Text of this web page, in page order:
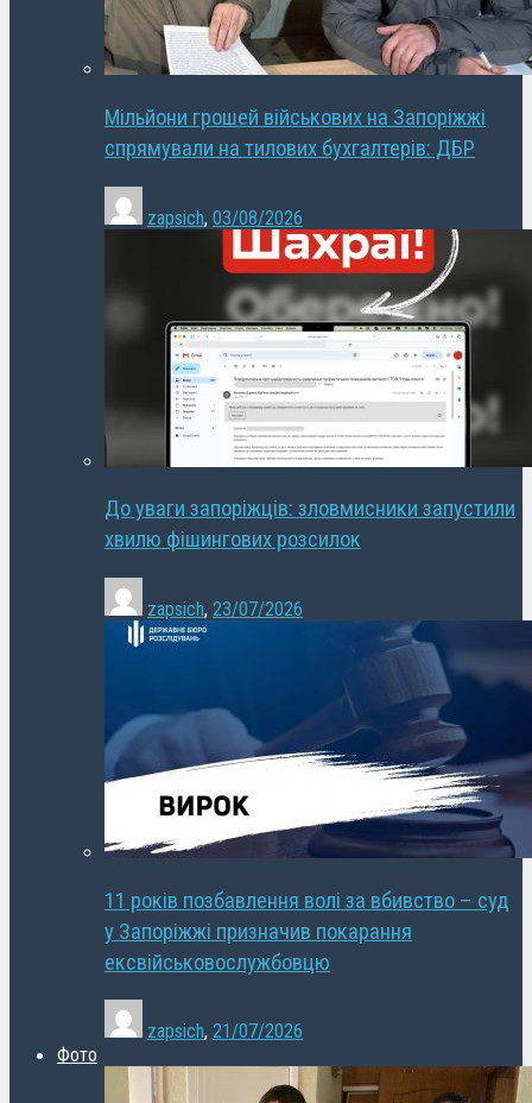
Мільйони грошей військових на Запоріжжі
спрямували на тилових бухгалтерів: ДБР
zapsich, 03/08/2026
До уваги запоріжців: зловмисники запустили
хвилю фішингових розсилок
zapsich, 23/07/2026
11 років позбавлення волі за вбивство – суд
у Запоріжжі призначив покарання
ексвійськовослужбовцю
zapsich, 21/07/2026
Фото